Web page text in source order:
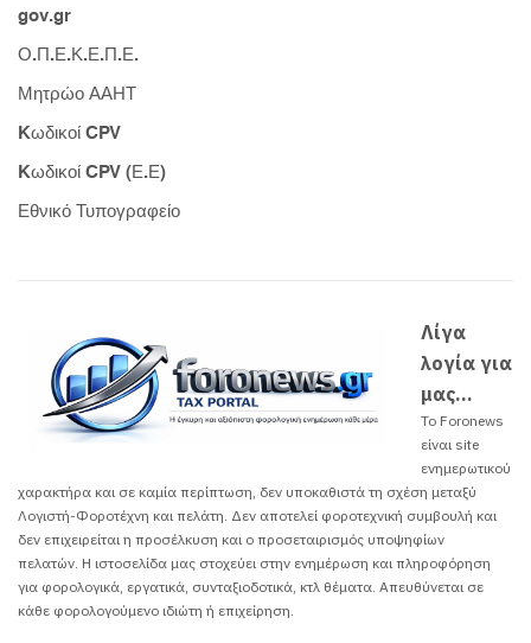
gov.gr
Ο.Π.Ε.Κ.Ε.Π.Ε.
Μητρώο ΑΑΗΤ
Kωδικοί CPV
Kωδικοί CPV (Ε.Ε)
Εθνικό Τυπογραφείο
Λίγα
λογία για
μας...
Το Foronews
είναι site
ενημερωτικού
χαρακτήρα και σε καμία περίπτωση, δεν υποκαθιστά τη σχέση μεταξύ
Λογιστή-Φοροτέχνη και πελάτη. Δεν αποτελεί φοροτεχνική συμβουλή και
δεν επιχειρείται η προσέλκυση και ο προσεταιρισμός υποψηφίων
πελατών. H ιστοσελίδα μας στοχεύει στην ενημέρωση και πληροφόρηση
για φορολογικά, εργατικά, συνταξιοδοτικά, κτλ θέματα. Απευθύνεται σε
κάθε φορολογούμενο ιδιώτη ή επιχείρηση.